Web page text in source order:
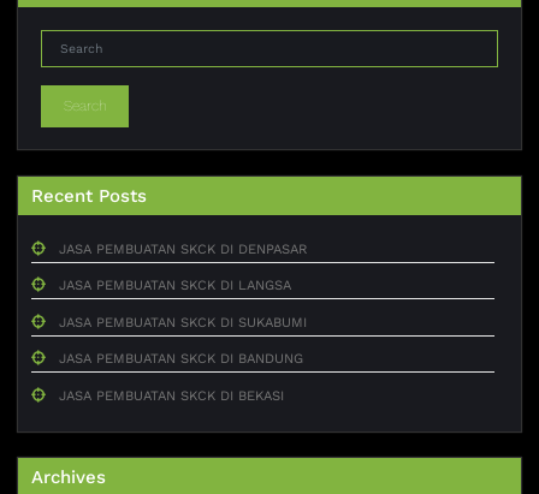
Search
Recent Posts
JASA PEMBUATAN SKCK DI DENPASAR
JASA PEMBUATAN SKCK DI LANGSA
JASA PEMBUATAN SKCK DI SUKABUMI
JASA PEMBUATAN SKCK DI BANDUNG
JASA PEMBUATAN SKCK DI BEKASI
Archives